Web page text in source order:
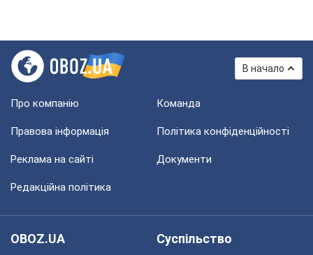
В начало
Про компанію Команда
Правова інформація Політика конфіденційності
Реклама на сайті Документи
Редакційна політика
OBOZ.UA
Суспільство